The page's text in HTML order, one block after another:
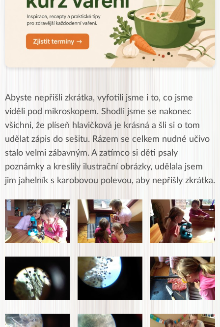
Abyste nepřišli zkrátka, vyfotili jsme i to, co jsme
viděli pod mikroskopem. Shodli jsme se nakonec
všichni, že plíseň hlavičková je krásná a šli si o tom
udělat zápis do sešitu. Rázem se celkem nudné učivo
stalo velmi zábavným. A zatímco si děti psaly
poznámky a kreslily ilustrační obrázky, udělala jsem
jim jahelník s karobovou polevou, aby nepřišly zkrátka.